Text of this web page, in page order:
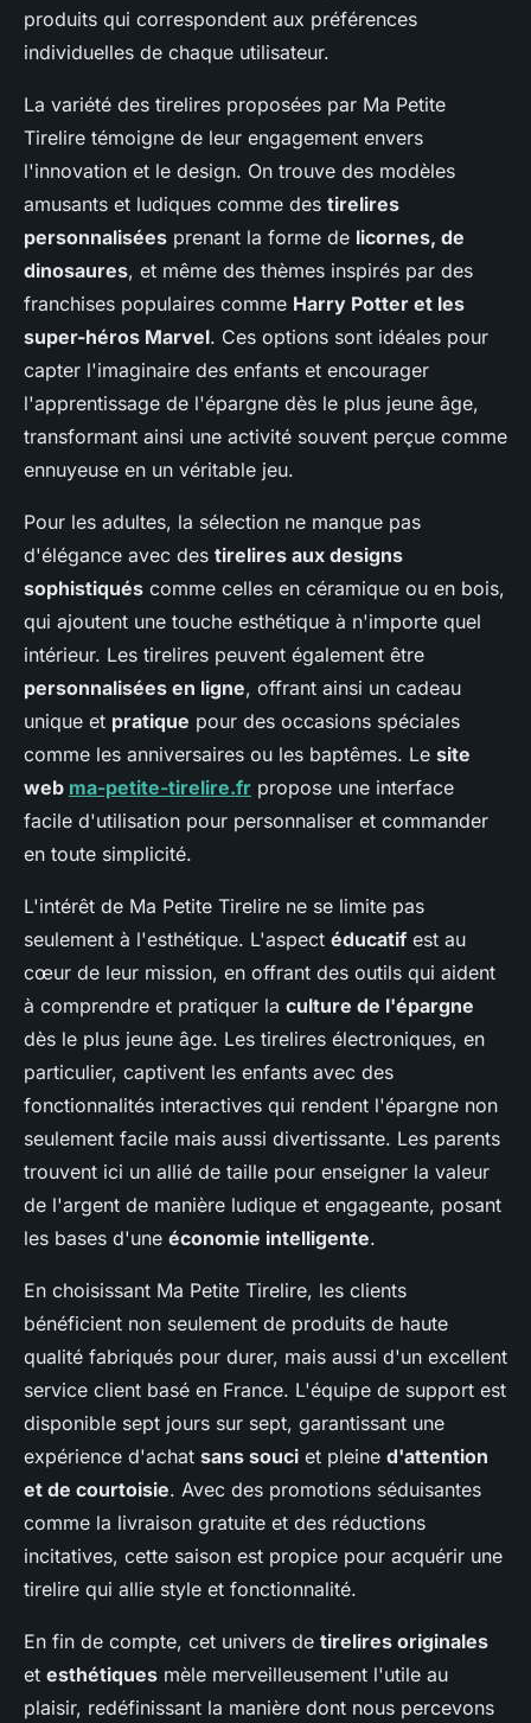
produits qui correspondent aux préférences
individuelles de chaque utilisateur.
La variété des tirelires proposées par Ma Petite
Tirelire témoigne de leur engagement envers
l'innovation et le design. On trouve des modèles
amusants et ludiques comme des tirelires
personnalisées prenant la forme de licornes, de
dinosaures, et même des thèmes inspirés par des
franchises populaires comme Harry Potter et les
super-héros Marvel. Ces options sont idéales pour
capter l'imaginaire des enfants et encourager
l'apprentissage de l'épargne dès le plus jeune âge,
transformant ainsi une activité souvent perçue comme
ennuyeuse en un véritable jeu.
Pour les adultes, la sélection ne manque pas
d'élégance avec des tirelires aux designs
sophistiqués comme celles en céramique ou en bois,
qui ajoutent une touche esthétique à n'importe quel
intérieur. Les tirelires peuvent également être
personnalisées en ligne, offrant ainsi un cadeau
unique et pratique pour des occasions spéciales
comme les anniversaires ou les baptêmes. Le site
web ma-petite-tirelire.fr propose une interface
facile d'utilisation pour personnaliser et commander
en toute simplicité.
L'intérêt de Ma Petite Tirelire ne se limite pas
seulement à l'esthétique. L'aspect éducatif est au
cœur de leur mission, en offrant des outils qui aident
à comprendre et pratiquer la culture de l'épargne
dès le plus jeune âge. Les tirelires électroniques, en
particulier, captivent les enfants avec des
fonctionnalités interactives qui rendent l'épargne non
seulement facile mais aussi divertissante. Les parents
trouvent ici un allié de taille pour enseigner la valeur
de l'argent de manière ludique et engageante, posant
les bases d'une économie intelligente.
En choisissant Ma Petite Tirelire, les clients
bénéficient non seulement de produits de haute
qualité fabriqués pour durer, mais aussi d'un excellent
service client basé en France. L'équipe de support est
disponible sept jours sur sept, garantissant une
expérience d'achat sans souci et pleine d'attention
et de courtoisie. Avec des promotions séduisantes
comme la livraison gratuite et des réductions
incitatives, cette saison est propice pour acquérir une
tirelire qui allie style et fonctionnalité.
En fin de compte, cet univers de tirelires originales
et esthétiques mèle merveilleusement l'utile au
plaisir, redéfinissant la manière dont nous percevons